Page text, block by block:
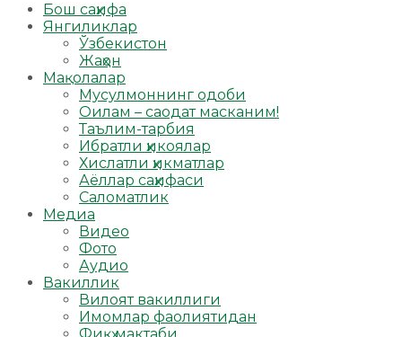
Бош саҳифа
Янгиликлар
Ўзбекистон
Жаҳон
Мақолалар
Мусулмоннинг одоби
Оилам – саодат масканим!
Таълим-тарбия
Ибратли ҳикоялар
Хислатли ҳикматлар
Аёллар саҳифаси
Саломатлик
Медиа
Видео
Фото
Аудио
Вакиллик
Вилоят вакиллиги
Имомлар фаолиятидан